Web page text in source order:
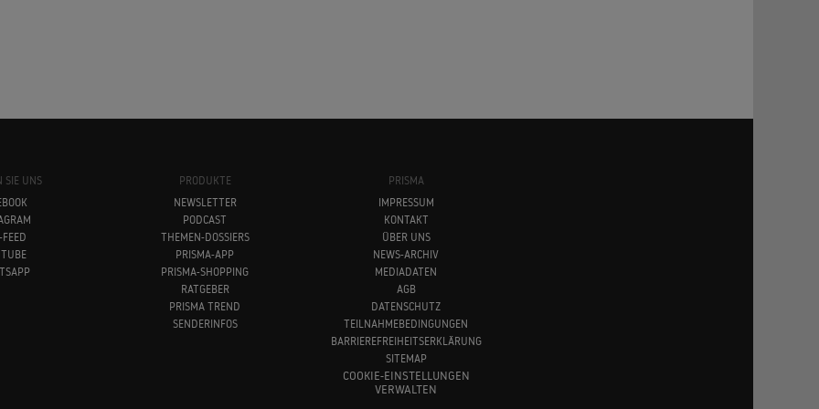
SIE UNS
FEED
PRODUKTE
NEWSLETTER
PODCAST
THEMEN-DOSSIERS
PRISMA-APP
PRISMA-SHOPPING
RATGEBER
PRISMA TREND
SENDERINFOS
PRISMA
IMPRESSUM
KONTAKT
ÜBER UNS
NEWS-ARCHIV
MEDIADATEN
AGB
DATENSCHUTZ
TEILNAHMEBEDINGUNGEN
BARRIEREFREIHEITSERKLÄRUNG
SITEMAP
COOKIE-EINSTELLUNGEN
VERWALTEN